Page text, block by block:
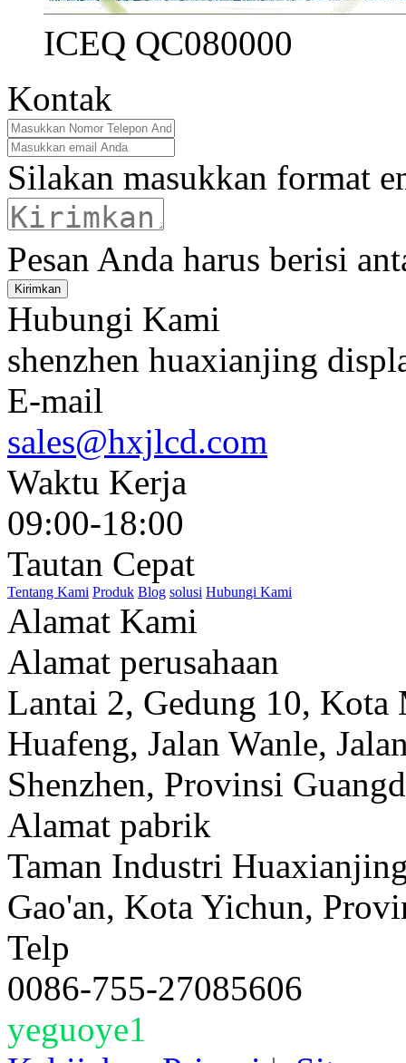
ICEQ QC080000
Kontak
Silakan masukkan format
Pesan Anda harus berisi
Kirimkan
Hubungi Kami
shenzhen huaxianjing
E-mail
sales@hxjlcd.com
Waktu Kerja
09:00-18:00
Tautan Cepat
Tentang Kami Produk Blog solusi Hubungi Kami
Alamat Kami
Alamat perusahaan
Lantai 2, Gedung 10, Kota
Huafeng, Jalan Wanle,
Shenzhen, Provinsi
Alamat pabrik
Taman Industri
Gao'an, Kota Yichun,
Telp
0086-755-27085606
yeguoye1